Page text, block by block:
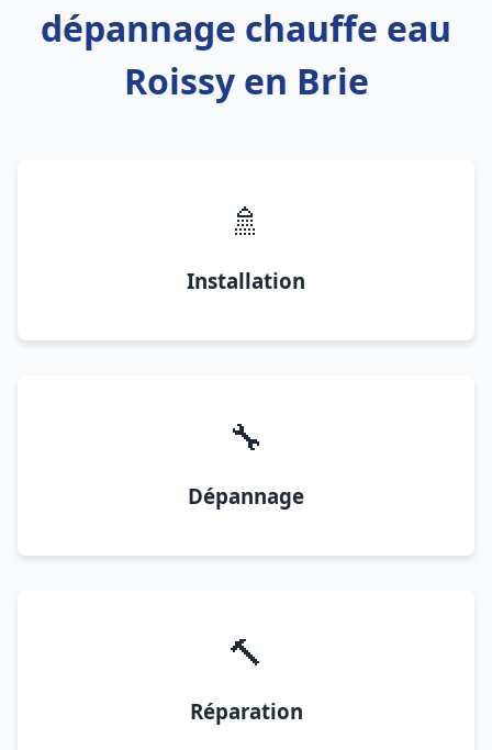
dépannage chauffe eau
Roissy en Brie
🚿
Installation
🔧
Dépannage
🔨
Réparation